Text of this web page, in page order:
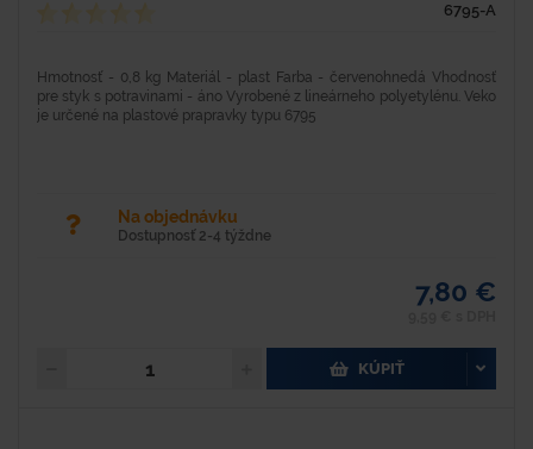
6795-A
Hmotnosť - 0,8 kg Materiál - plast Farba - červenohnedá Vhodnosť
pre styk s potravinami - áno Vyrobené z lineárneho polyetylénu. Veko
je určené na plastové prapravky typu 6795
Na objednávku
Dostupnosť 2-4 týždne
7,80 €
KÚPIŤ